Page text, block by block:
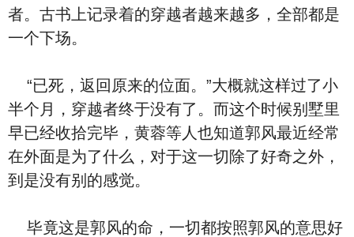
者。古书上记录着的穿越者越来越多，全部都是
一个下场。
“已死，返回原来的位面。”大概就这样过了小
半个月，穿越者终于没有了。而这个时候别墅里
早已经收拾完毕，黄蓉等人也知道郭风最近经常
在外面是为了什么，对于这一切除了好奇之外，
到是没有别的感觉。
毕竟这是郭风的命，一切都按照郭风的意思好